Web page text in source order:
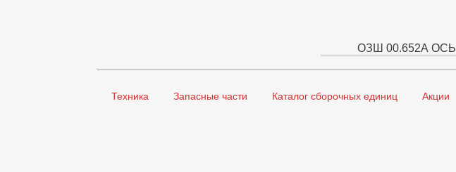
ОЗШ 00.652А ОСЬ
Техника Запасные части Каталог сборочных единиц Акции